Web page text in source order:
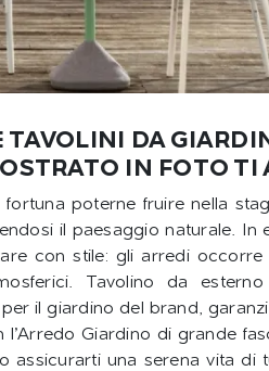
TAVOLINI DA
IN FOTO TI
poterne fruire nella
il paesaggio naturale. In
con stile: gli arredi occorre
Tavolino da
il giardino del brand,
Giardino di grande
assicurarti una serena vita di